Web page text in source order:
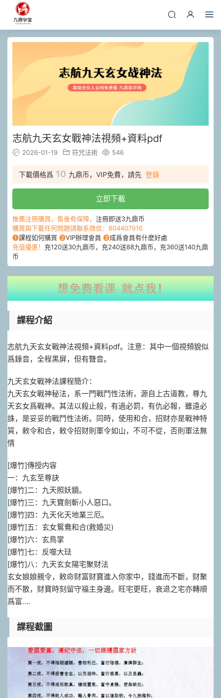
志航九天玄女戰神法視頻+資料pdf
2026-01-19 符咒法術 546
下載價格爲 10 九鼎币，VIP免費，請先 登錄
立即下載
推薦注冊購買，售後有保障， 注冊即送3九鼎币
購買與下載任何問題請聯系微信：804407916
❶課程如何購買 ❷VIP辦理會員 ❸成爲會員有什麽好處
充值優惠！ 充120送30九鼎币，充240送88九鼎币，充360送140九鼎
币
課程介紹
志航九天玄女戰神法視頻+資料pdf。注意：其中一個視頻貌似
爲錄音，全程黑屏，但有聲音。
九天玄女戰神法課程簡介：
九天玄女戰神秘法，系一門戰鬥性法術，源自上古道教，尊九
天玄女爲戰神。其法以殺止殺，有過必罰，有仇必報，雖遠必
誅，是妥妥的戰鬥性法術。同時，使用和合，招财亦是戰神特
質，敕令和合，敕令招财則軍令如山，不可不從，否則軍法無
情
[爆竹]傳授内容
一：九玄至尊訣
[爆竹]二：九天照妖鏡。
[爆竹]三：九天寶劍斬小人惡口。
[爆竹]四：九天化天地業三厄。
[爆竹]五：玄女鴛鴦和合(救婚災)
[爆竹]六：玄鳥掌
[爆竹]七：反噬大琺
[爆竹]八：九天玄女陽宅聚财法
玄女娘娘親令，敕命财富财寶進入你家中，錢進而不斷，财聚
而不散，财寶時刻留守福主身邊。旺宅更旺，衰退之宅亦轉順
爲富….
課程截圖